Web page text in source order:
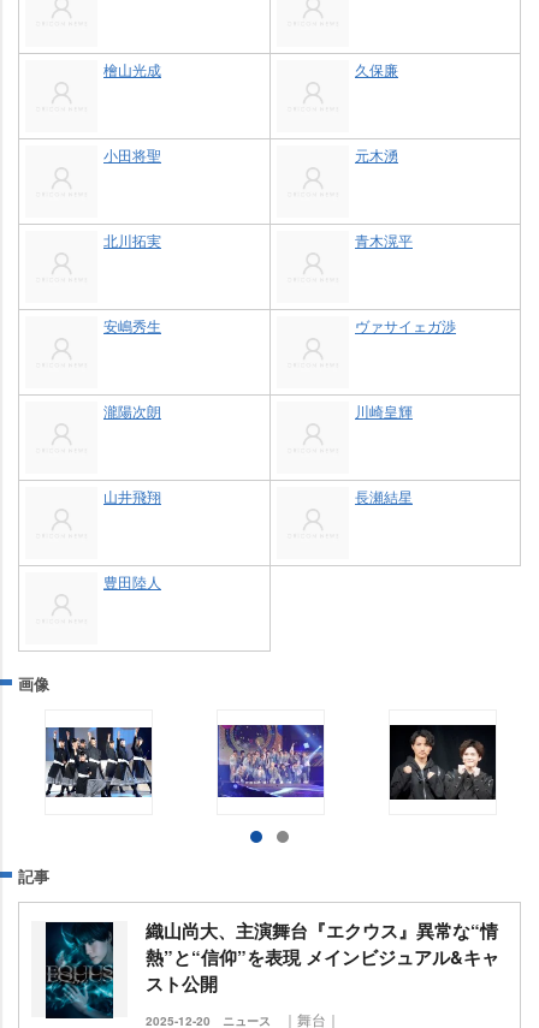
檜山光成 久保廉
小田将聖 元木湧
北川拓実 青木滉平
安嶋秀生 ヴァサイェガ渉
瀧陽次朗 川崎皇輝
山井飛翔 長瀬結星
豊田陸人
画像
記事
織山尚大、主演舞台『エクウス』異常な“情
熱”と“信仰”を表現 メインビジュアル&キャ
スト公開
2025-12-20 ニュース ｜舞台｜